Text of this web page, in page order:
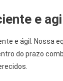
e
e ágil. Nossa
do prazo